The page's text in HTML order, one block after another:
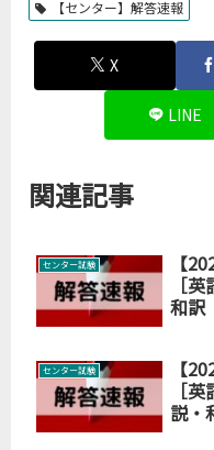
【センター】解答速報
X
LINE
関連記事
センター試験
【
［
和訳
センター試験
【
［
説・